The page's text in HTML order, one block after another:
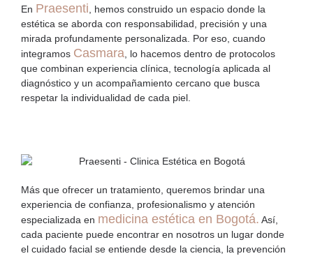
En Praesenti , hemos construido un espacio donde la
estética se aborda con responsabilidad, precisión y una
mirada profundamente personalizada. Por eso, cuando
integramos Casmara , lo hacemos dentro de protocolos
que combinan experiencia clínica, tecnología aplicada al
diagnóstico y un acompañamiento cercano que busca
respetar la individualidad de cada piel.
Más que ofrecer un tratamiento, queremos brindar una
experiencia de confianza, profesionalismo y atención
especializada en medicina estética en Bogotá. Así,
cada paciente puede encontrar en nosotros un lugar donde
el cuidado facial se entiende desde la ciencia, la prevención